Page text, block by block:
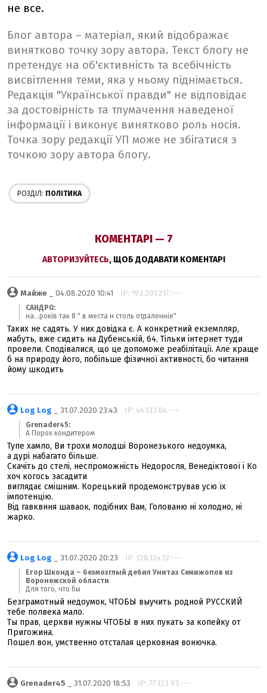
не все.
Блог автора – матеріал, який відображає
винятково точку зору автора. Текст блогу не
претендує на об'єктивність та всебічність
висвітлення теми, яка у ньому піднімається.
Редакція "Української правди" не відповідає
за достовірність та тлумачення наведеної
інформації і виконує винятково роль носія.
Точка зору редакції УП може не збігатися з
точкою зору автора блогу.
РОЗДІЛ: ПОЛІТИКА
КОМЕНТАРІ — 7
АВТОРИЗУЙТЕСЬ, ЩОБ ДОДАВАТИ КОМЕНТАРІ
Майже _ 04.08.2020 10:41 IP: 193.201.217.---
САНДРО:
на...років так 8 " в места н столь отдаленніе"
Таких не садять. У них довідка є. А конкретний екземпляр,
мабуть, вже сидить на Дубенській, 64. Тільки інтернет туди
провели. Сподівалися, що це допоможе реабілітації. Але краще
б на природу його, побільше фізичної активності, бо читання
йому шкодить
Log Log _ 31.07.2020 23:43 IP: 46.133.64.---
Grenader45:
А Порох кондитером
Тупе хамло, Ви трохи молодші Воронезького недоумка,
а дурі набагато більше.
Скачіть до стелі, неспроможність Недоросля, Венедіктової і Ко
хоч когось засадити
виглядає смішним. Корецький продемонстрував усю їх
імпотенцію.
Від гавквння шаваок, подібних Вам, Голованю ні холодно, ні
жарко.
Log Log _ 31.07.2020 20:23 IP: 128.124.12.---
Егор Шконда – безмозглый дебил Унитаз Семижопов из
Воронежской области
Для того, что бы
Безграмотный недоумок, ЧТОБЫ выучить родной РУССКИЙ
тебе полвека мало.
Ты прав, церкви нужны ЧТОБЫ в них пукать за копейку от
Пригожина.
Пошел вон, умственно отсталая церковная вонючка.
Grenader45 _ 31.07.2020 18:53 IP: 77.123.93.---